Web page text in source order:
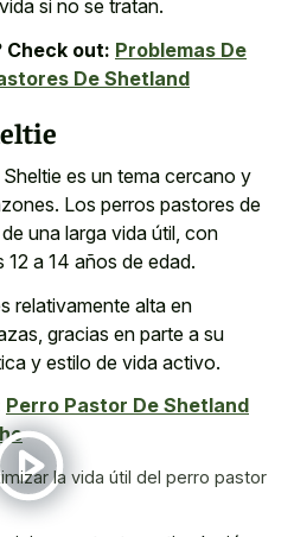
si no se tratan.
Check out: Problemas De
De Shetland
es un tema cercano y
Los perros pastores de
una larga vida útil, con
a 14 años de edad.
relativamente alta en
gracias en parte a su
y estilo de vida activo.
Perro Pastor De Shetland
la vida útil del perro pastor